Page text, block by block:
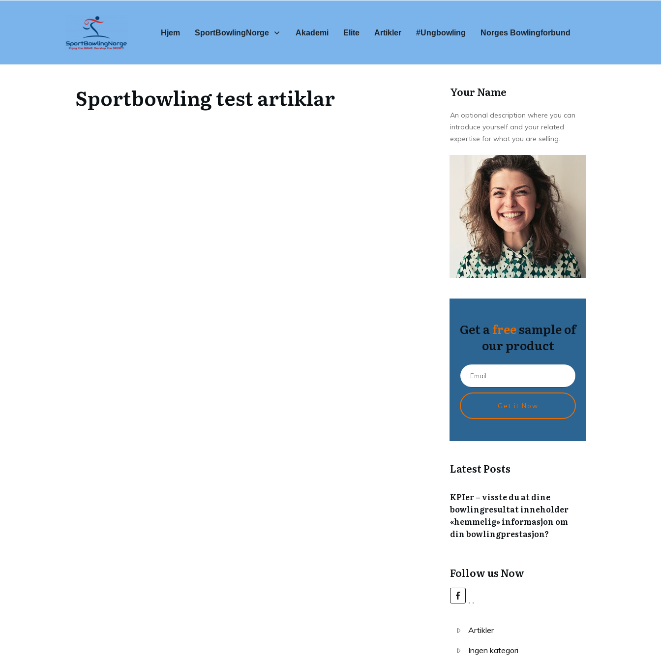
Hjem SportBowlingNorge Akademi Elite Artikler #Ungbowling Norges Bowlingforbund
Sportbowling test artiklar Your Name
An optional description where you can
introduce yourself and your related
expertise for what you are selling.
Get afreesample of
our product
Get it Now
Latest Posts
KPIer – visste du at dine
bowlingresultat inneholder
«hemmelig» informasjon om
din bowlingprestasjon?
Follow us Now
Artikler
Ingen kategori